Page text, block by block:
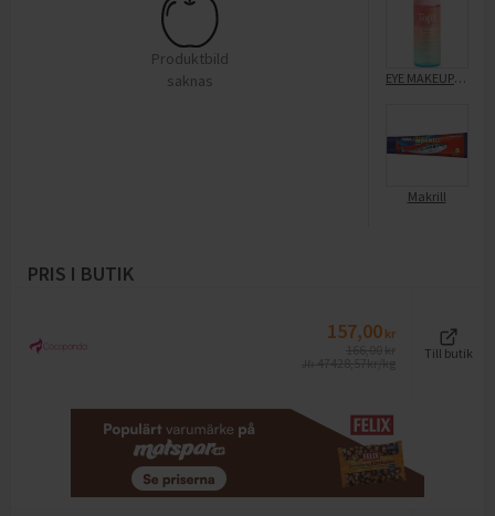
Produktbild
saknas
EYE MAKEUP REMOVER
Makrill
PRIS I BUTIK
157,00 kr
Till butik